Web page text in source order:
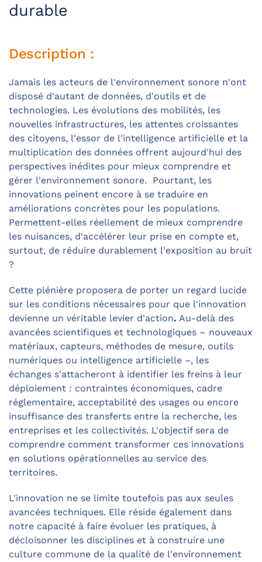
durable
Description :
Jamais les acteurs de l'environnement sonore n'ont
disposé d'autant de données, d'outils et de
technologies. Les évolutions des mobilités, les
nouvelles infrastructures, les attentes croissantes
des citoyens, l'essor de l'intelligence artificielle et la
multiplication des données offrent aujourd'hui des
perspectives inédites pour mieux comprendre et
gérer l'environnement sonore. Pourtant, les
innovations peinent encore à se traduire en
améliorations concrètes pour les populations.
Permettent-elles réellement de mieux comprendre
les nuisances, d'accélérer leur prise en compte et,
surtout, de réduire durablement l'exposition au bruit
?
Cette plénière proposera de porter un regard lucide
sur les conditions nécessaires pour que l'innovation
devienne un véritable levier d'action. Au-delà des
avancées scientifiques et technologiques – nouveaux
matériaux, capteurs, méthodes de mesure, outils
numériques ou intelligence artificielle –, les
échanges s'attacheront à identifier les freins à leur
déploiement : contraintes économiques, cadre
réglementaire, acceptabilité des usages ou encore
insuffisance des transferts entre la recherche, les
entreprises et les collectivités. L'objectif sera de
comprendre comment transformer ces innovations
en solutions opérationnelles au service des
territoires.
L'innovation ne se limite toutefois pas aux seules
avancées techniques. Elle réside également dans
notre capacité à faire évoluer les pratiques, à
décloisonner les disciplines et à construire une
culture commune de la qualité de l'environnement